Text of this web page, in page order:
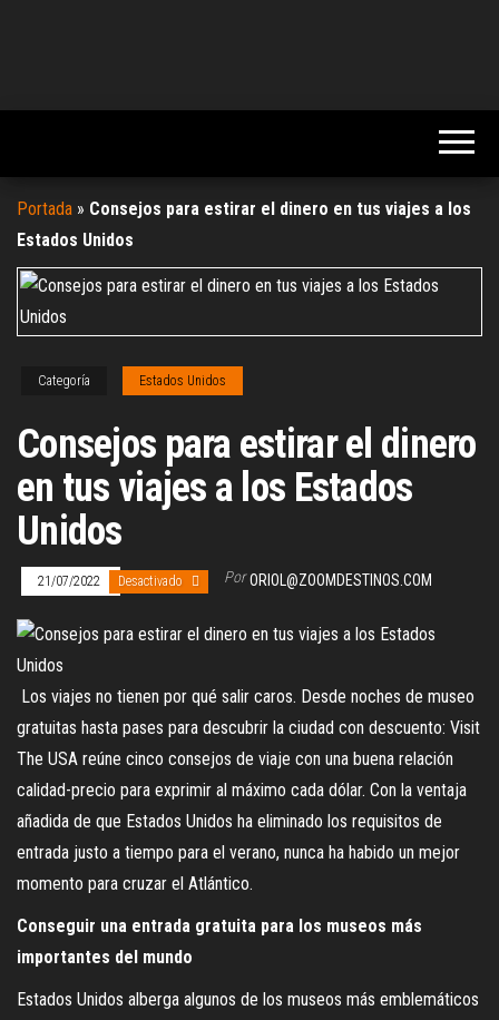
Portada » Consejos para estirar el dinero en tus viajes a los
Estados Unidos
Categoría Estados Unidos
Consejos para estirar el dinero
en tus viajes a los Estados
Unidos
21/07/2022 Desactivado Por ORIOL@ZOOMDESTINOS.COM
Los viajes no tienen por qué salir caros. Desde noches de museo
gratuitas hasta pases para descubrir la ciudad con descuento: Visit
The USA reúne cinco consejos de viaje con una buena relación
calidad-precio para exprimir al máximo cada dólar. Con la ventaja
añadida de que Estados Unidos ha eliminado los requisitos de
entrada justo a tiempo para el verano, nunca ha habido un mejor
momento para cruzar el Atlántico.
Conseguir una entrada gratuita para los museos más
importantes del mundo
Estados Unidos alberga algunos de los museos más emblemáticos